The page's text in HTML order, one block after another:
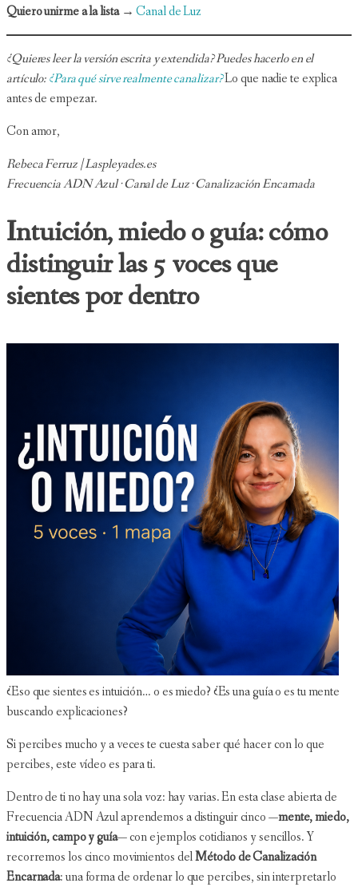
Quiero unirme a la lista →Canal de Luz
¿Quieres leer la versión escrita y extendida? Puedes hacerlo en el
artículo:¿Para qué sirve realmente canalizar?Lo que nadie te explica
antes de empezar.
Con amor,
Rebeca Ferruz | Laspleyades.es
Frecuencia ADN Azul · Canal de Luz · Canalización Encarnada
Intuición, miedo o guía: cómo
distinguir las 5 voces que
sientes por dentro
¿Eso que sientes es intuición… o es miedo? ¿Es una guía o es tu mente
buscando explicaciones?
Si percibes mucho y a veces te cuesta saber qué hacer con lo que
percibes, este vídeo es para ti.
Dentro de ti no hay una sola voz: hay varias. En esta clase abierta de
Frecuencia ADN Azul aprendemos a distinguir cinco —mente, miedo,
intuición, campo y guía— con ejemplos cotidianos y sencillos. Y
recorremos los cinco movimientos delMétodo de Canalización
Encarnada: una forma de ordenar lo que percibes, sin interpretarlo